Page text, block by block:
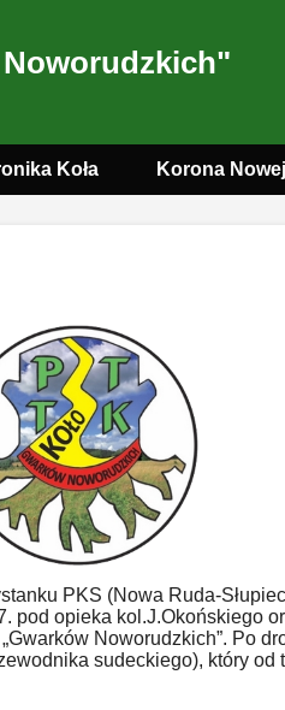
Noworudzkich"
Koła Korona
PKS (Nowa Ruda-
pod opieka kol.J.Okońskiego
Noworudzkich”. Po
sudeckiego), który od